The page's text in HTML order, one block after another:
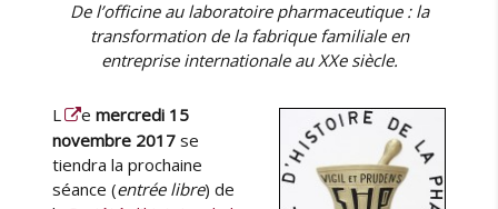
a
b
l
a
H
t
e
u
b
l
i
e
De l’officine au laboratoire pharmaceutique : la
transformation de la fabrique familiale en
entreprise internationale au XXe siècle.
L emercredi 15
novembre 2017se
tiendra la prochaine
séance (entrée libre) de